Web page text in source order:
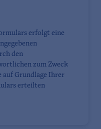
erfolgt eine
den
zum Zweck
auf Grundlage Ihrer
erteilten